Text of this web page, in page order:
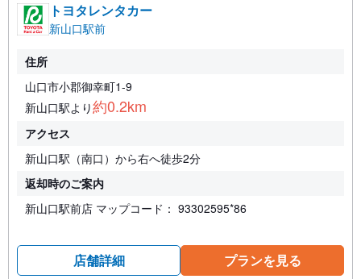
トヨタレンタカー
新山口駅前
住所
山口市小郡御幸町1-9
新山口駅より約0.2km
アクセス
新山口駅（南口）から右へ徒歩2分
返却時のご案内
新山口駅前店 マップコード： 93302595*86
店舗詳細 プランを見る